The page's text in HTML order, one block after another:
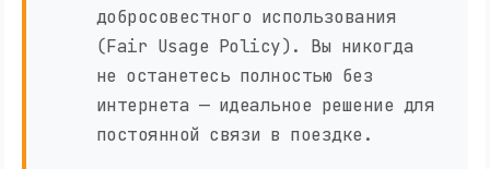
добросовестного использования
(Fair Usage Policy). Вы никогда
не останетесь полностью без
интернета — идеальное решение для
постоянной связи в поездке.